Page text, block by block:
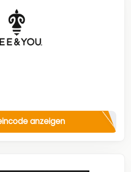
anzeigen